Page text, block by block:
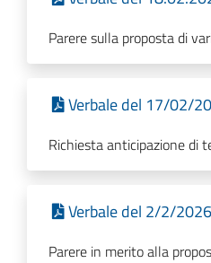
Parere sulla proposta di
Verbale del 17/02/
Richiesta anticipazione di
Verbale del 2/2/
Parere in merito alla